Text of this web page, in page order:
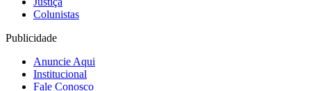
Colunistas
Publicidade
Anuncie Aqui
Institucional
Fale Conosco